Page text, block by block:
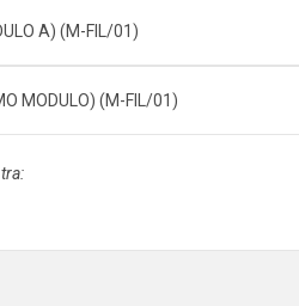
A) (M-FIL/01)
MODULO) (M-FIL/01)